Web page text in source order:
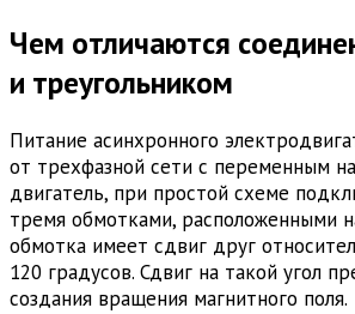
Чем отличаются
и треугольником
Питание асинхронного
от трехфазной сети с переменным
двигатель, при простой схеме
тремя обмотками, расположенными
обмотка имеет сдвиг друг
120 градусов. Сдвиг на такой угол
создания вращения магнитного поля.